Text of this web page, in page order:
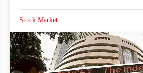
Stock Market